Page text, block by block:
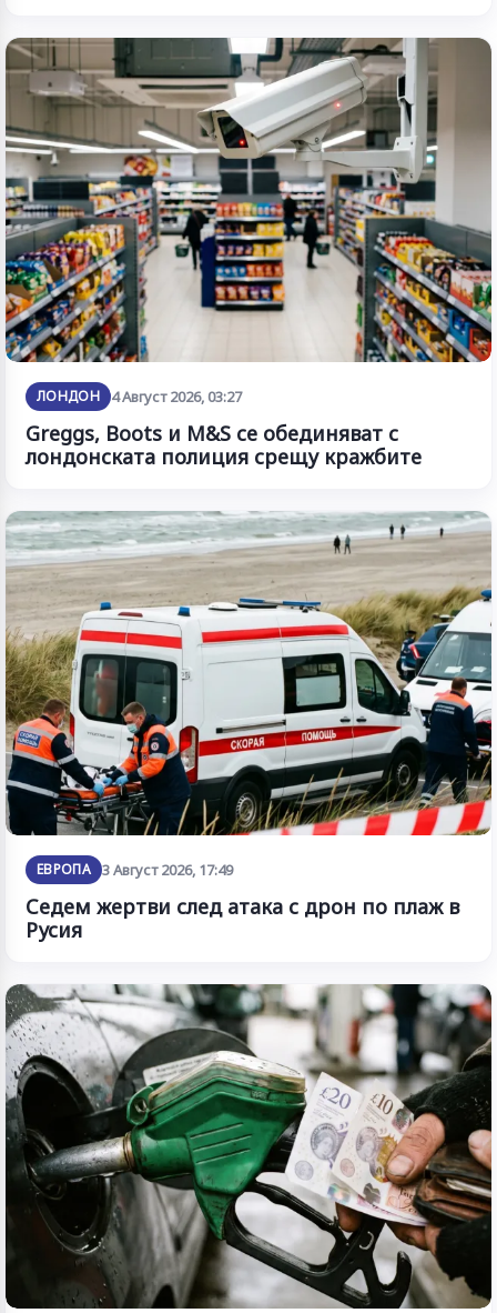
ЛОНДОН 4 Август 2026, 03:27
Greggs, Boots и M&S се обединяват с
лондонската полиция срещу кражбите
ЕВРОПА 3 Август 2026, 17:49
Седем жертви след атака с дрон по плаж в
Русия